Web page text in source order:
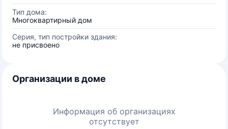
Тип дома:
Многоквартирный дом
Серия, тип постройки здания:
не присвоено
Организации в доме
Информация об организациях
отсутствует